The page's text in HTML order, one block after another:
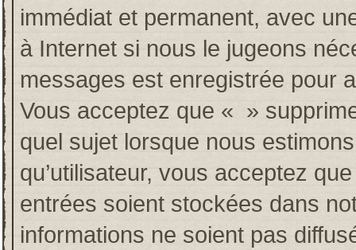
immédiat et permanent, avec
à Internet si nous le jugeons
messages est enregistrée pour
Vous acceptez que « »
quel sujet lorsque nous
qu’utilisateur, vous acceptez
entrées soient stockées dans
informations ne soient pas